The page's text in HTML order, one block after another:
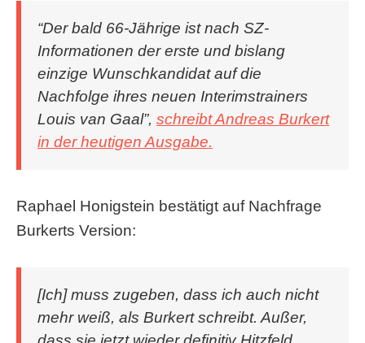
“Der bald 66-Jährige ist nach SZ-
Informationen der erste und bislang
einzige Wunschkandidat auf die
Nachfolge ihres neuen Interimstrainers
Louis van Gaal”, schreibt Andreas Burkert
in der heutigen Ausgabe.
Raphael Honigstein bestätigt auf Nachfrage
Burkerts Version:
[Ich] muss zugeben, dass ich auch nicht
mehr weiß, als Burkert schreibt. Außer,